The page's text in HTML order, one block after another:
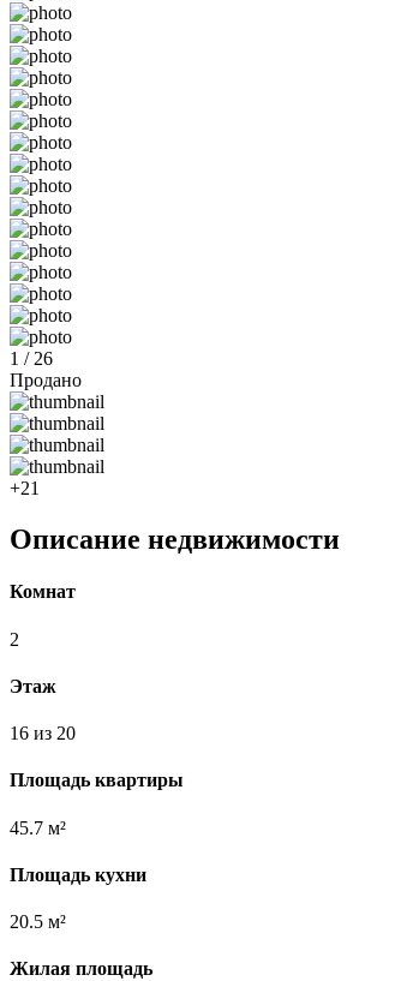
1 / 26
Продано
+21
Описание недвижимости
Комнат
2
Этаж
16 из 20
Площадь квартиры
45.7 м²
Площадь кухни
20.5 м²
Жилая площадь